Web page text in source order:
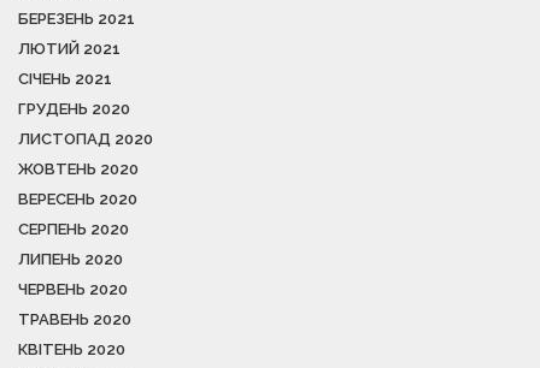
БЕРЕЗЕНЬ 2021
ЛЮТИЙ 2021
СІЧЕНЬ 2021
ГРУДЕНЬ 2020
ЛИСТОПАД 2020
ЖОВТЕНЬ 2020
ВЕРЕСЕНЬ 2020
СЕРПЕНЬ 2020
ЛИПЕНЬ 2020
ЧЕРВЕНЬ 2020
ТРАВЕНЬ 2020
КВІТЕНЬ 2020